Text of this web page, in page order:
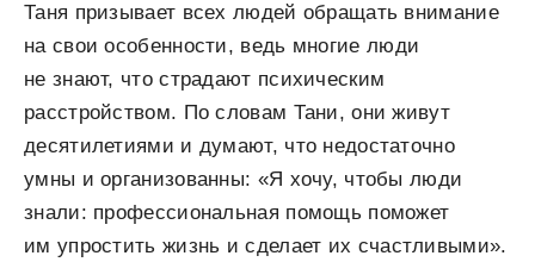
Таня призывает всех людей обращать внимание
на свои особенности, ведь многие люди
не знают, что страдают психическим
расстройством. По словам Тани, они живут
десятилетиями и думают, что недостаточно
умны и организованны: «Я хочу, чтобы люди
знали: профессиональная помощь поможет
им упростить жизнь и сделает их счастливыми».